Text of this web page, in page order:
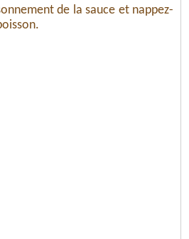
de la sauce et nappez-